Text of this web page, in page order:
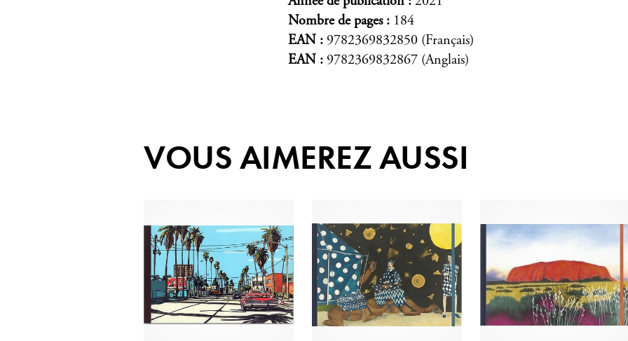
Nombre de pages
184
EAN
9782369832850 (Français)
EAN
9782369832867 (Anglais)
VOUS AIMEREZ AUSSI